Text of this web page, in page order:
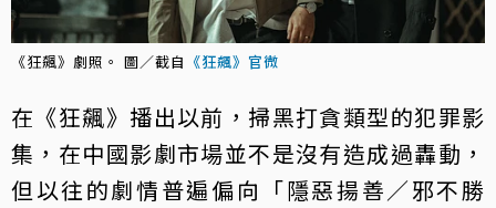
《狂飆》劇照。 圖／截自 《狂飆》官微
在《狂飆》播出以前，掃黑打貪類型的犯罪影
集，在中國影劇市場並不是沒有造成過轟動，
但以往的劇情普遍偏向「隱惡揚善／邪不勝